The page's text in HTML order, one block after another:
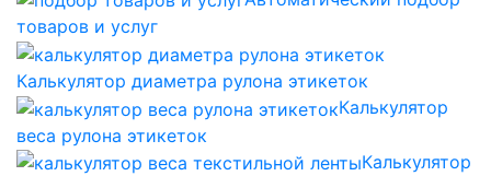
товаров и услуг
Калькулятор диаметра рулона этикеток
Калькулятор
веса рулона этикеток
Калькулятор